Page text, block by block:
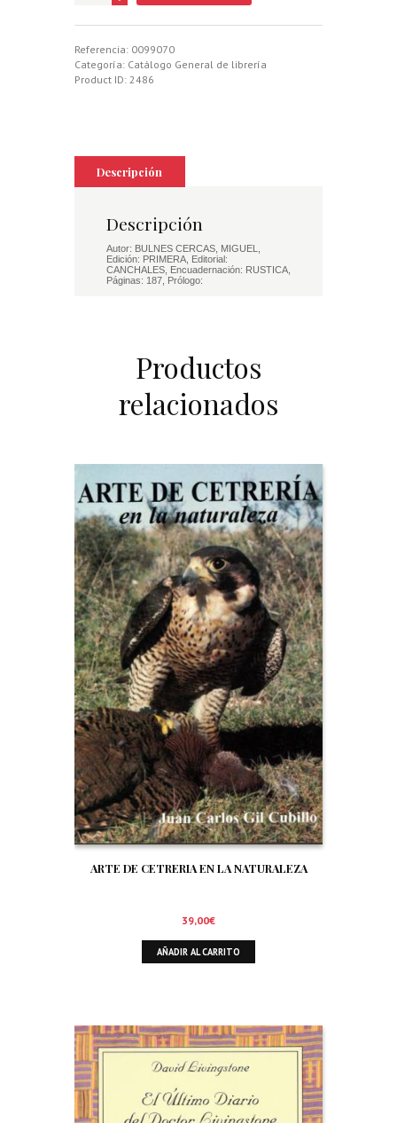
cantidad
Referencia: 0099070
Categoría: Catálogo General de librería
Product ID: 2486
Descripción
Descripción
Autor: BULNES CERCAS, MIGUEL,
Edición: PRIMERA, Editorial:
CANCHALES, Encuadernación: RUSTICA,
Páginas: 187, Prólogo:
Productos
relacionados
ARTE DE CETRERIA EN LA NATURALEZA
39,00€
AÑADIR AL CARRITO